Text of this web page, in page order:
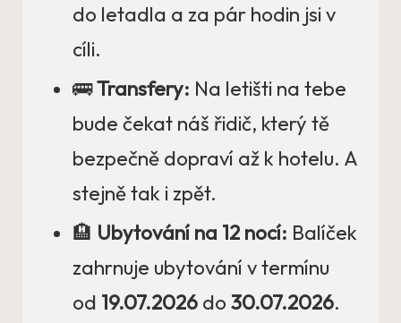
do letadla a za pár hodin jsi v
cíli.
🚌Transfery: Na letišti na tebe
bude čekat náš řidič, který tě
bezpečně dopraví až k hotelu. A
stejně tak i zpět.
🏨 Ubytování na 12 nocí: Balíček
zahrnuje ubytování v termínu
od 19.07.2026 do 30.07.2026.